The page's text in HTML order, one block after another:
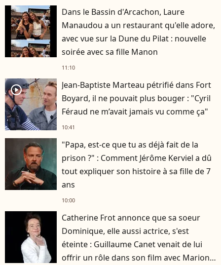
Dans le Bassin d'Arcachon, Laure
Manaudou a un restaurant qu'elle adore,
avec vue sur la Dune du Pilat : nouvelle
soirée avec sa fille Manon
11:10
player2
Jean-Baptiste Marteau pétrifié dans Fort
Boyard, il ne pouvait plus bouger : "Cyril
Féraud ne m’avait jamais vu comme ça"
10:41
"Papa, est-ce que tu as déjà fait de la
prison ?" : Comment Jérôme Kerviel a dû
tout expliquer son histoire à sa fille de 7
ans
10:00
Catherine Frot annonce que sa soeur
Dominique, elle aussi actrice, s'est
éteinte : Guillaume Canet venait de lui
offrir un rôle dans son film avec Marion